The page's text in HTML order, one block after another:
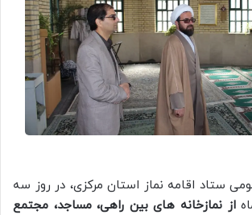
ستاد اقامه نماز استان مرکزی، در روز سه
از نمازخانه های بین راهی، مساجد، مجتمع